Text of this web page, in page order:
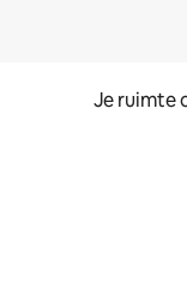
Je ruimte